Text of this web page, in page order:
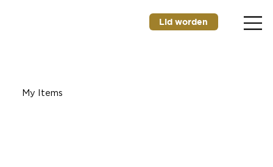
Lid worden
My Items